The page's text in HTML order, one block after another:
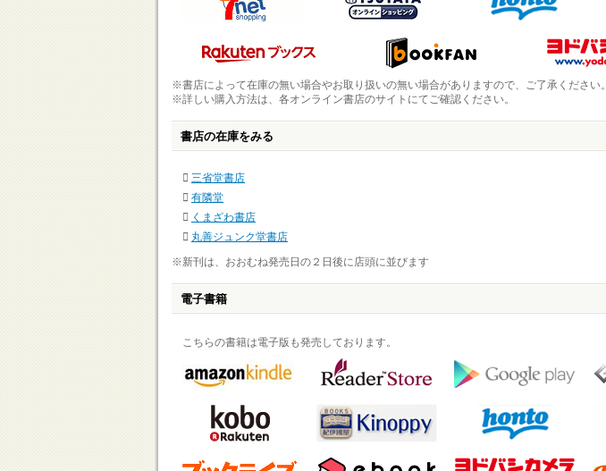
※書店によって在庫の無い場合やお取り扱いの無い場合がありますので、ご了承ください。
※詳しい購入方法は、各オンライン書店のサイトにてご確認ください。
書店の在庫をみる
三省堂書店
有隣堂
くまざわ書店
丸善ジュンク堂書店
※新刊は、おおむね発売日の２日後に店頭に並びます
電子書籍
こちらの書籍は電子版も発売しております。